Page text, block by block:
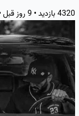
4320 بازدید • 9 روز قبل •